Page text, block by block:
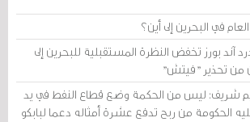
في البحرين إلى أين؟
آند بورز تخفض النظرة المستقبلية للبحرين إلى
تحذير "فيتش"
شريف: ليس من الحكمة وضع قطاع النفط في يد
الحكومة من ربح تدفع عشرة أمثاله دعما لبابكو